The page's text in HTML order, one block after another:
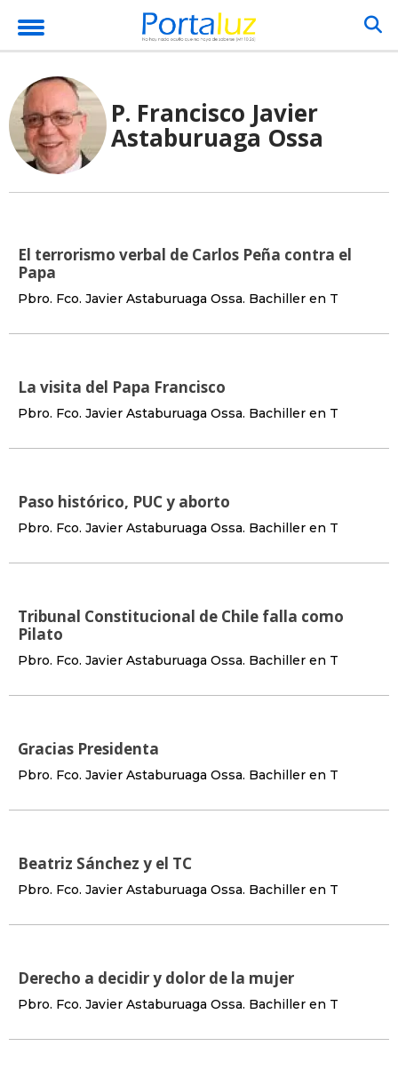
P. Francisco Javier
Astaburuaga Ossa
El terrorismo verbal de Carlos Peña contra el
Papa
Pbro. Fco. Javier Astaburuaga Ossa. Bachiller en T
La visita del Papa Francisco
Pbro. Fco. Javier Astaburuaga Ossa. Bachiller en T
Paso histórico, PUC y aborto
Pbro. Fco. Javier Astaburuaga Ossa. Bachiller en T
Tribunal Constitucional de Chile falla como
Pilato
Pbro. Fco. Javier Astaburuaga Ossa. Bachiller en T
Gracias Presidenta
Pbro. Fco. Javier Astaburuaga Ossa. Bachiller en T
Beatriz Sánchez y el TC
Pbro. Fco. Javier Astaburuaga Ossa. Bachiller en T
Derecho a decidir y dolor de la mujer
Pbro. Fco. Javier Astaburuaga Ossa. Bachiller en T